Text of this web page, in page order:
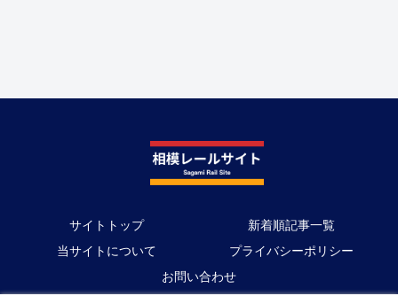
サイトトップ
新着順記事一覧
当サイトについて
プライバシーポリシー
お問い合わせ